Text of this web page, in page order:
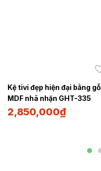
Kệ tivi đẹp hiện đại bằng gỗ
MDF nhã nhặn GHT-335
2,850,000₫